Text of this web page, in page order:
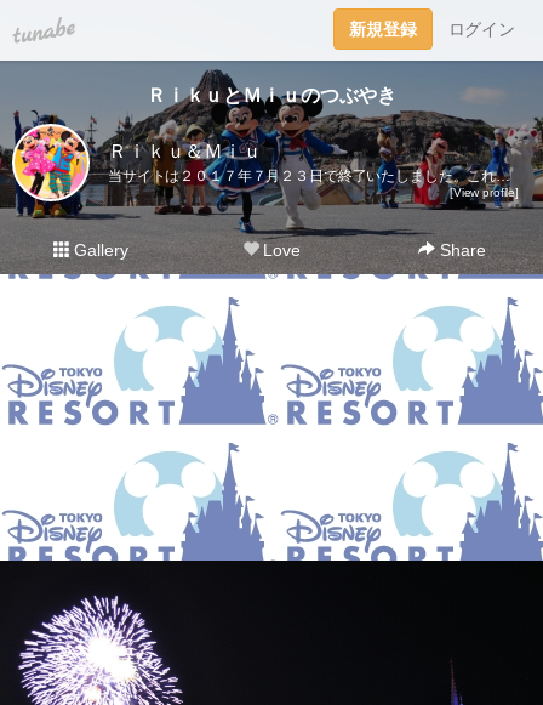
tuna.be 新規登録 ログイン
ＲｉｋｕとＭｉｕのつぶやき
Ｒｉｋｕ＆Ｍｉｕ
当サイトは２０１７年７月２３日で終了いたしました。これまでご愛読いただき、ありがとうございました。ディズニー大好き夫婦のＲｉｋｕ＆Ｍｉｕです。日々の他愛も無いことを呟きます。＜管理人＞Ｒｉｋｕ（夫）→妻の影響でディズニー好きになったにわかファンＭｉｕ（妻）→子供の頃から根っからのディズニー好きＤｉｓｎｅｙ Ｄｒｅａｍｓhttp://waltdisneymagic.blog135.fc2.com/２０１２年３月までＲｉｋｕ＆Ｍｉｕが運営していたディズニーブログです。
[View profile]
Gallery Love Share